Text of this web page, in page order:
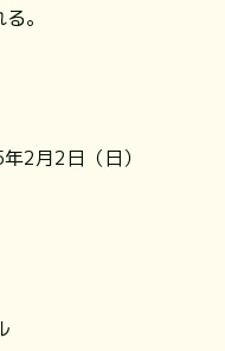
。
2月2日（日）